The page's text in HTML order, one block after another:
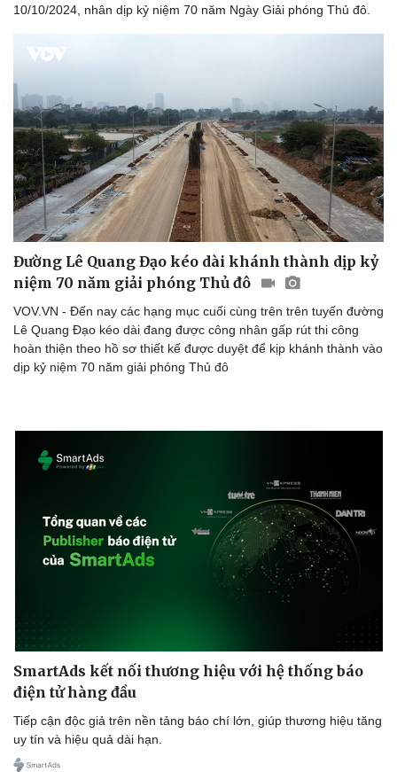
Vì cộng đồng
Chuyển đổi số
10/10/2024, nhân dịp kỷ niệm 70 năm Ngày Giải phóng Thủ đô.
Đường Lê Quang Đạo kéo dài khánh thành dịp kỷ
niệm 70 năm giải phóng Thủ đô
VOV.VN - Đến nay các hạng mục cuối cùng trên trên tuyến đường
Lê Quang Đạo kéo dài đang được công nhân gấp rút thi công
hoàn thiện theo hồ sơ thiết kế được duyệt để kịp khánh thành vào
dịp kỷ niệm 70 năm giải phóng Thủ đô
SmartAds kết nối thương hiệu với hệ thống báo
điện tử hàng đầu
Tiếp cận độc giả trên nền tảng báo chí lớn, giúp thương hiệu tăng
uy tín và hiệu quả dài hạn.